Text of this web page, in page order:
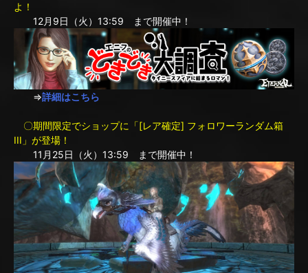
よ！
12月9日（火）13:59 まで開催中！
⇒詳細はこちら
〇期間限定でショップに「[レア確定] フォロワーランダム箱
III」が登場！
11月25日（火）13:59 まで開催中！